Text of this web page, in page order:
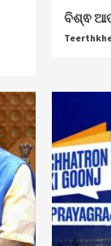
ବିଶ୍ଵ